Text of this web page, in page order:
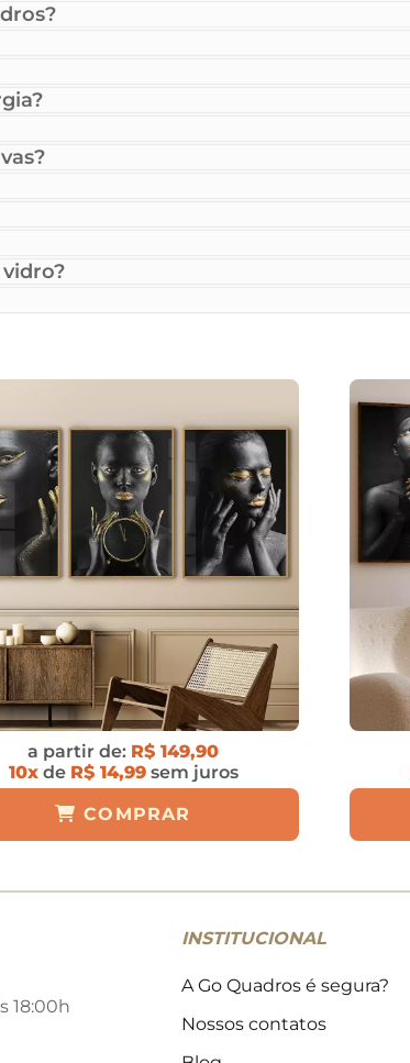
a partir de: R$ 149,90
10xde R$ 14,99sem juros
COMPRAR
18:00h
INSTITUCIONAL
A Go Quadros é segura?
Nossos contatos